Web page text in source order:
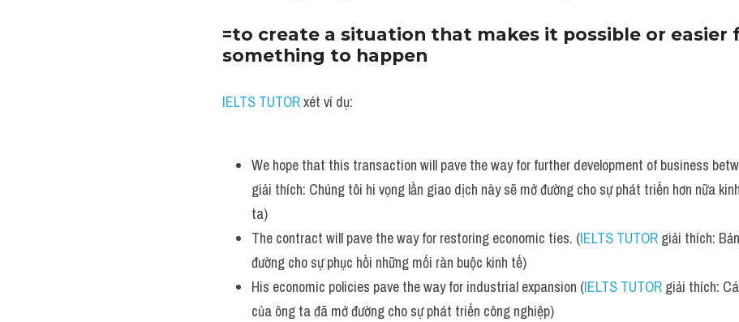
=to create a situation that makes it possible or easier
something to happen
IELTS TUTOR xét ví dụ:
We hope that this transaction will pave the way for further development of business
giải thích: Chúng tôi hi vọng lần giao dịch này sẽ mở đường cho sự phát triển hơn nữa
ta)
The contract will pave the way for restoring economic ties. (IELTS TUTOR giải thích:
đường cho sự phục hồi những mối ràn buộc kinh tế)
His economic policies pave the way for industrial expansion (IELTS TUTOR giải thích:
của ông ta đã mở đường cho sự phát triển công nghiệp)